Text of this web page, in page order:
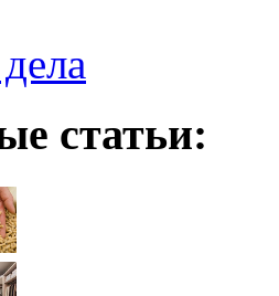
статьи: